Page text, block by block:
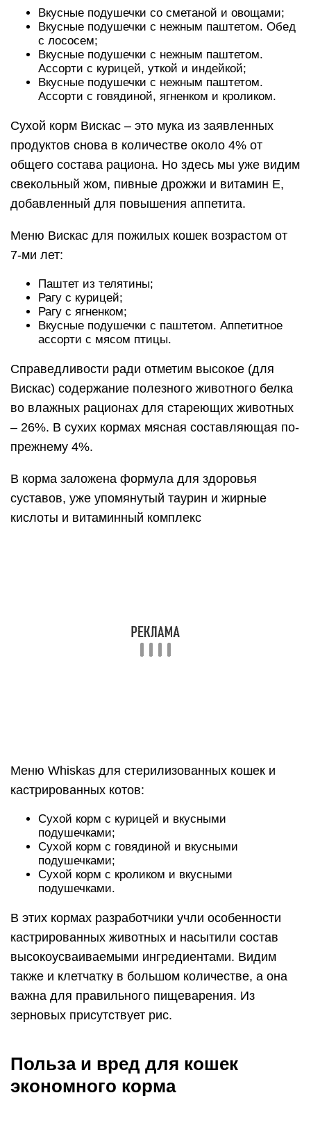
Меню Вискас для пожилых кошек возрастом от
7-ми лет:
Паштет из телятины;
Рагу с курицей;
Рагу с ягненком;
Вкусные подушечки с паштетом. Аппетитное
ассорти с мясом птицы.
Справедливости ради отметим высокое (для
Вискас) содержание полезного животного белка
во влажных рационах для стареющих животных
– 26%. В сухих кормах мясная составляющая по-
В корма заложена формула для здоровья
суставов, уже упомянутый таурин и жирные
кислоты и витаминный комплекс
Меню Whiskas для стерилизованных кошек и
кастрированных котов:
Сухой корм с курицей и вкусными
подушечками;
Сухой корм с говядиной и вкусными
подушечками;
Сухой корм с кроликом и вкусными
подушечками.
В этих кормах разработчики учли особенности
кастрированных животных и насытили состав
высокоусваиваемыми ингредиентами. Видим
Польза и вред для кошек
экономного корма
От такого питания пушистики обычно в восторге